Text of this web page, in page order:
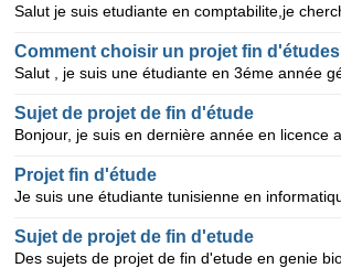
Comment choisir un projet fin
Sujet de projet de fin d'étude
Projet fin d'étude
Sujet de projet de fin d'etude
Des sujets de projet de fin d'etude en genie